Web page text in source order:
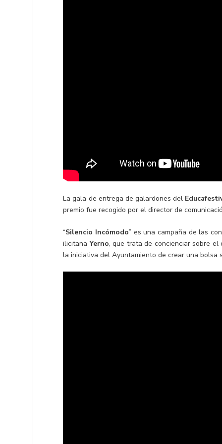
La gala de entrega de galardones del
premio fue recogido por el director de
“Silencio Incómodo” es una campaña de las
ilicitanaYerno, que trata de concienciar sobre el
la iniciativa del Ayuntamiento de crear una bolsa